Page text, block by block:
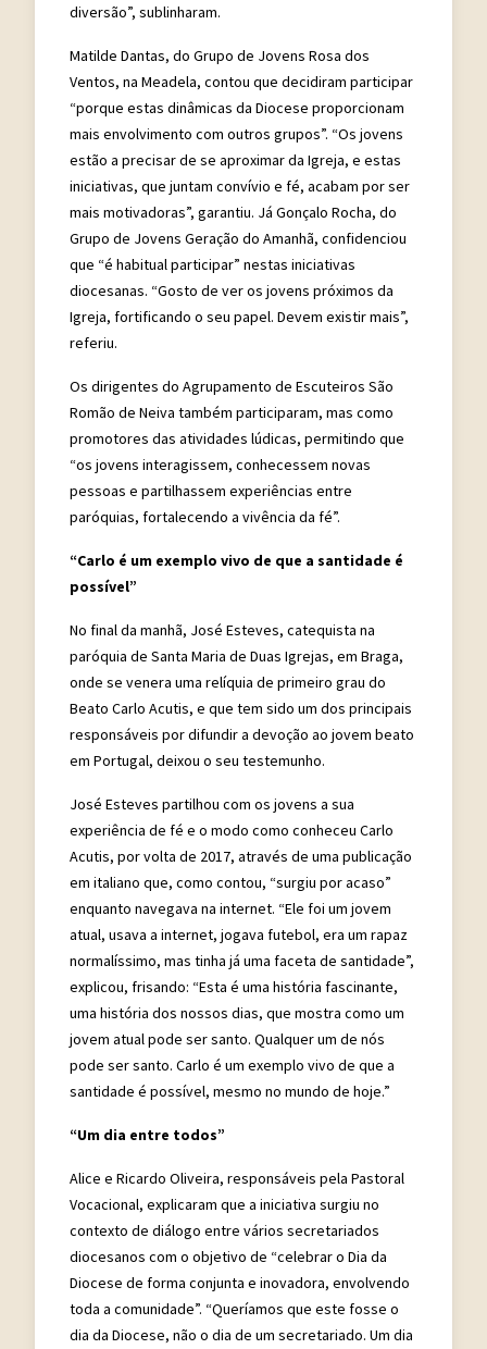
diversão”, sublinharam.
Matilde Dantas, do Grupo de Jovens Rosa dos
Ventos, na Meadela, contou que decidiram participar
“porque estas dinâmicas da Diocese proporcionam
mais envolvimento com outros grupos”. “Os jovens
estão a precisar de se aproximar da Igreja, e estas
iniciativas, que juntam convívio e fé, acabam por ser
mais motivadoras”, garantiu. Já Gonçalo Rocha, do
Grupo de Jovens Geração do Amanhã, confidenciou
que “é habitual participar” nestas iniciativas
diocesanas. “Gosto de ver os jovens próximos da
Igreja, fortificando o seu papel. Devem existir mais”,
referiu.
Os dirigentes do Agrupamento de Escuteiros São
Romão de Neiva também participaram, mas como
promotores das atividades lúdicas, permitindo que
“os jovens interagissem, conhecessem novas
pessoas e partilhassem experiências entre
paróquias, fortalecendo a vivência da fé”.
“Carlo é um exemplo vivo de que a santidade é
possível”
No final da manhã, José Esteves, catequista na
paróquia de Santa Maria de Duas Igrejas, em Braga,
onde se venera uma relíquia de primeiro grau do
Beato Carlo Acutis, e que tem sido um dos principais
responsáveis por difundir a devoção ao jovem beato
em Portugal, deixou o seu testemunho.
José Esteves partilhou com os jovens a sua
experiência de fé e o modo como conheceu Carlo
Acutis, por volta de 2017, através de uma publicação
em italiano que, como contou, “surgiu por acaso”
enquanto navegava na internet. “Ele foi um jovem
atual, usava a internet, jogava futebol, era um rapaz
normalíssimo, mas tinha já uma faceta de santidade”,
explicou, frisando: “Esta é uma história fascinante,
uma história dos nossos dias, que mostra como um
jovem atual pode ser santo. Qualquer um de nós
pode ser santo. Carlo é um exemplo vivo de que a
santidade é possível, mesmo no mundo de hoje.”
“Um dia entre todos”
Alice e Ricardo Oliveira, responsáveis pela Pastoral
Vocacional, explicaram que a iniciativa surgiu no
contexto de diálogo entre vários secretariados
diocesanos com o objetivo de “celebrar o Dia da
Diocese de forma conjunta e inovadora, envolvendo
toda a comunidade”. “Queríamos que este fosse o
dia da Diocese, não o dia de um secretariado. Um dia